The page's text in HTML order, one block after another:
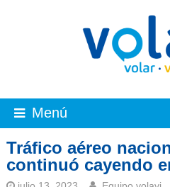
Menú
Tráfico aéreo
continuó cayendo